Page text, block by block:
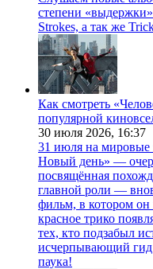
степени
Strokes, а так же
Как смотреть
популярной
30 июля 2026, 16:37
31 июля на мировые
Новый день» —
посвящённая
главной роли —
фильм, в котором он
красное трико
тех, кто подзабыл
исчерпывающий
паука!